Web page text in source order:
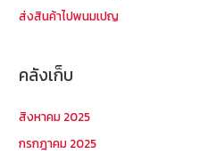
ส่งสินค้าไปพนมเปญ
คลังเก็บ
สิงหาคม 2025
กรกฎาคม 2025